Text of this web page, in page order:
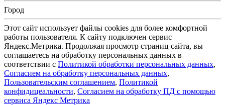
Город
Этот сайт использует файлы cookies для более комфортной
работы пользователя. К сайту подключен сервис
Яндекс.Метрика. Продолжая просмотр страниц сайта, вы
соглашаетесь на обработку персональных данных в
соответствии с Политикой обработки персональных данных,
Согласием на обработку персональных данных,
Пользовательским соглашением, Политикой
конфидицеальности, Согласием на обработку ПД с помощью
сервиса Яндекс Метрика